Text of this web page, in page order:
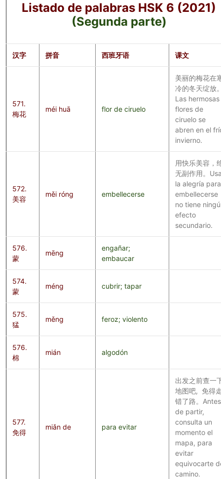
Listado de palabras HSK 6 (2021)
(Segunda parte)
汉字 拼音 西班牙语 课文
571.
梅花
méi huā flor de ciruelo
美丽的梅花在
冷的冬天绽放
Las hermosas
flores de
ciruelo se
abren en el
invierno.
572.
美容
měi róng embellecerse
用快乐美容，
无副作用。
la alegría para
embellecerse
no tiene
efecto
secundario.
576.
蒙
mēng
engañar;
embaucar
574.
蒙
méng cubrir; tapar
575.
猛
měng feroz; violento
576.
棉
mián algodón
577.
免得
miǎn de para evitar
出发之前查一
地图吧, 免得
错了路。Antes
de partir,
consulta un
momento el
mapa, para
evitar
equivocarte
camino.